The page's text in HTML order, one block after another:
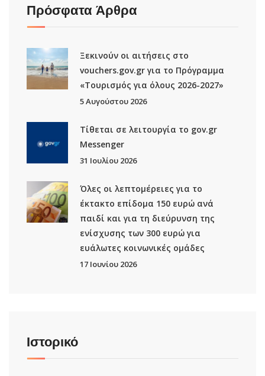
Πρόσφατα Άρθρα
Ξεκινούν οι αιτήσεις στο
vouchers.gov.gr για το Πρόγραμμα
«Τουρισμός για όλους 2026-2027»
5 Αυγούστου 2026
Τίθεται σε λειτουργία το gov.gr
Μessenger
31 Ιουλίου 2026
Όλες οι λεπτομέρειες για το
έκτακτο επίδομα 150 ευρώ ανά
παιδί και για τη διεύρυνση της
ενίσχυσης των 300 ευρώ για
ευάλωτες κοινωνικές ομάδες
17 Ιουνίου 2026
Ιστορικό